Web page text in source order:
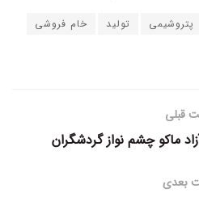
پتروشیمی تولید
خام فروشی
قبلی
ماکو چشم نواز گردشگران
بعدی